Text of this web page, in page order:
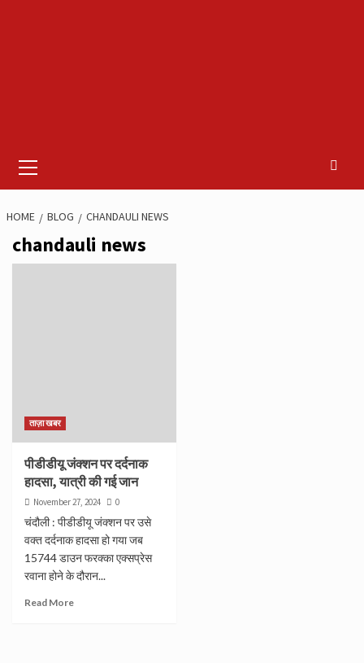
Menu
HOME BLOG CHANDAULI NEWS
chandauli news
ताज़ा खबर
पीडीडीयू जंक्शन पर दर्दनाक
हादसा, यात्री की गई जान
November 27, 2024 0
चंदौली : पीडीडीयू जंक्शन पर उसे
वक्त दर्दनाक हादसा हो गया जब
15744 डाउन फरक्का एक्सप्रेस
रवाना होने के दौरान...
Read More